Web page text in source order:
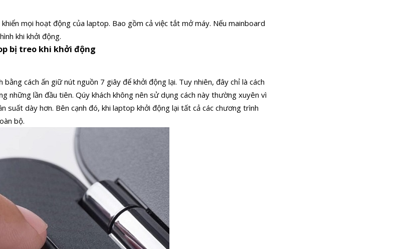
mọi hoạt động của laptop. Bao gồm cả việc tắt mở máy. Nếu mainboard
khi khởi động.
bị treo khi khởi động
bằng cách ấn giữ nút nguồn 7 giây để khởi động lại. Tuy nhiên, đây chỉ là cách
những lần đầu tiên. Qúy khách không nên sử dụng cách này thường xuyên vì
suất dày hơn. Bên cạnh đó, khi laptop khởi động lại tất cả các chương trình
bộ.